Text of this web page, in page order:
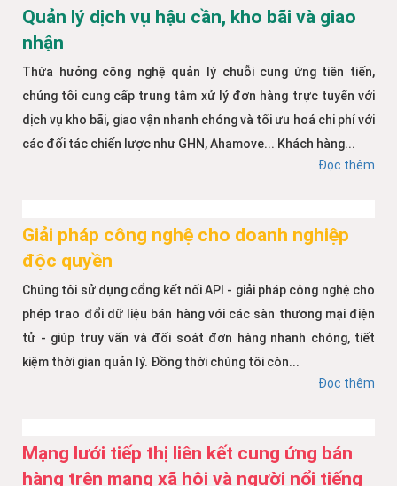
Quản lý dịch vụ hậu cần, kho bãi và giao
nhận
Thừa hưởng công nghệ quản lý chuỗi cung ứng tiên tiến,
chúng tôi cung cấp trung tâm xử lý đơn hàng trực tuyến với
dịch vụ kho bãi, giao vận nhanh chóng và tối ưu hoá chi phí với
các đối tác chiến lược như GHN, Ahamove... Khách hàng...
Đọc thêm
Giải pháp công nghệ cho doanh nghiệp
độc quyền
Chúng tôi sử dụng cổng kết nối API - giải pháp công nghệ cho
phép trao đổi dữ liệu bán hàng với các sàn thương mại điện
tử - giúp truy vấn và đối soát đơn hàng nhanh chóng, tiết
kiệm thời gian quản lý. Đồng thời chúng tôi còn...
Đọc thêm
Mạng lưới tiếp thị liên kết cung ứng bán
hàng trên mạng xã hội và người nổi tiếng